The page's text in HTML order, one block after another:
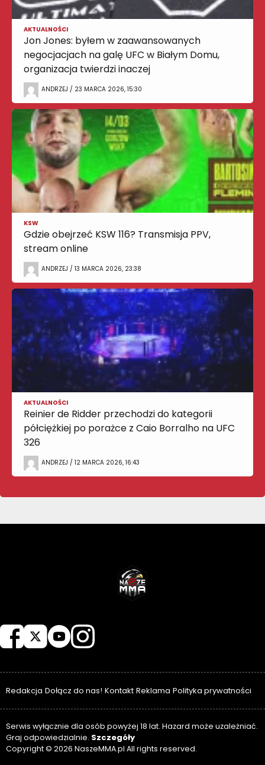
AKTUALNOŚCI
Jon Jones: byłem w zaawansowanych
negocjacjach na galę UFC w Białym Domu,
organizacja twierdzi inaczej
ANDRZEJ / 23 MARCA 2026, 15:30
KSW
Gdzie obejrzeć KSW 116? Transmisja PPV,
stream online
ANDRZEJ / 13 MARCA 2026, 23:38
AKTUALNOŚCI
Reinier de Ridder przechodzi do kategorii
półciężkiej po porażce z Caio Borralho na UFC
326
ANDRZEJ / 12 MARCA 2026, 16:43
Redakcja Dołącz do nas! Kontakt Reklama Polityka prywatności
Serwis wyłącznie dla osób powyżej 18 lat. Hazard może uzależniać.
Graj odpowiedzialnie. Szczegóły
Copyright © 2026 NaszeMMA.pl All rights reserved.